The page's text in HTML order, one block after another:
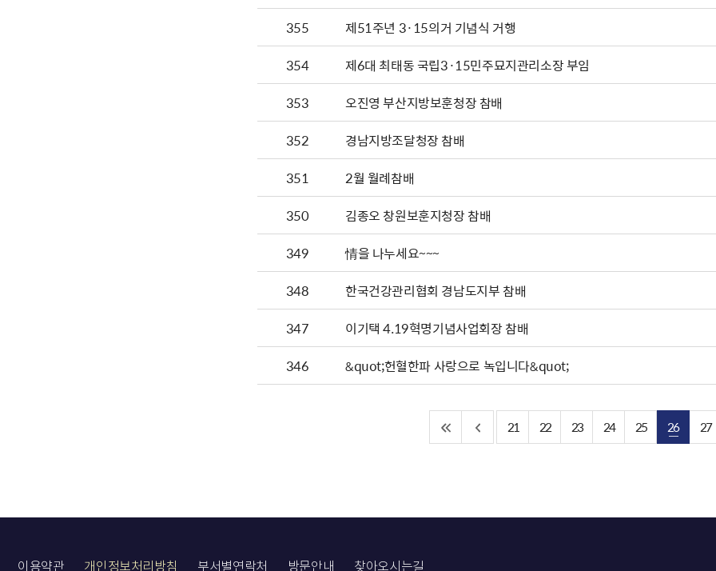
355
제51주년 3·15의거 기념식 거행
354
제6대 최태동 국립3·15민주묘지관리소장 부임
353
오진영 부산지방보훈청장 참배
352
경남지방조달청장 참배
351
2월 월례참배
350
김종오 창원보훈지청장 참배
349
情을 나누세요~~~
348
한국건강관리협회 경남도지부 참배
347
이기택 4.19혁명기념사업회장 참배
346
&quot;헌혈한파 사랑으로 녹입니다&quot;
21 22 23 24 25 26 27
이용약관 개인정보처리방침 부서별연락처 방문안내 찾아오시는길